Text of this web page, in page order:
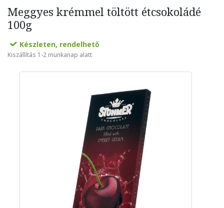
Meggyes krémmel töltött étcsokoládé
100g
Készleten, rendelhető
Kiszállítás 1-2 munkanap alatt